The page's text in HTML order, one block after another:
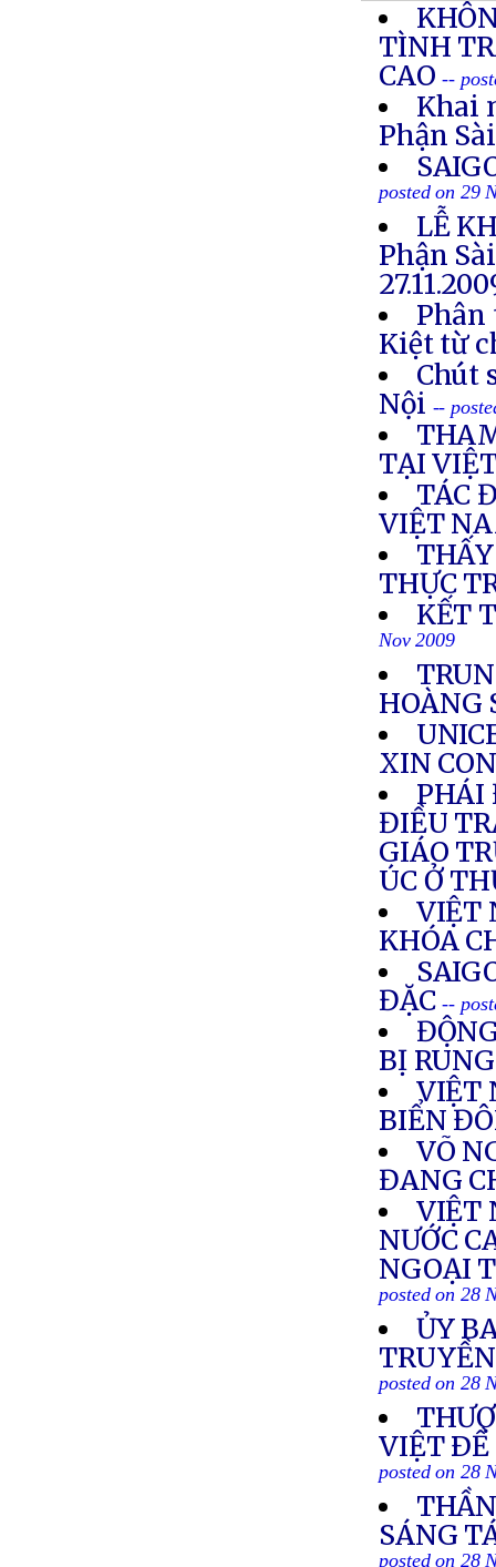
TÌNH
CAO--
Khai
Phận
posted on 29
LỄ
Phận
Phân
Kiệt từ
Chút
Nội --
TẠI
TÁC
VIỆT
THỰC
KẾT
Nov 2009
HOÀNG
XIN
PHÁI
ĐIỀU
GIÁO
ÚC Ở
VIỆT
KHÓA
ĐẶC--
BỊ
VIỆT
BIỂN
VÕ
ĐANG
VIỆT
NƯỚC
NGOẠI
posted on 28
ỦY
posted on 28
VIỆT ÐỀ
posted on 28
SÁNG